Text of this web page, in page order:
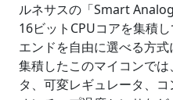
ルネサスの「Smart
16ビットCPUコアを集積
エンドを自由に選べる方
集積したこのマイコンで
タ、可変レギュレータ、コ